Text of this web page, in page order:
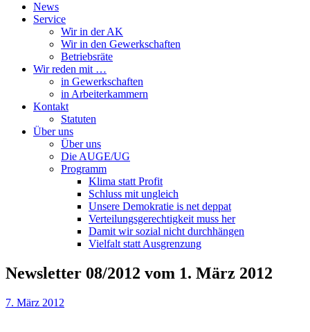
News
Service
Wir in der AK
Wir in den Gewerkschaften
Betriebsräte
Wir reden mit …
in Gewerkschaften
in Arbeiterkammern
Kontakt
Statuten
Über uns
Über uns
Die AUGE/UG
Programm
Klima statt Profit
Schluss mit ungleich
Unsere Demokratie is net deppat
Verteilungsgerechtigkeit muss her
Damit wir sozial nicht durchhängen
Vielfalt statt Ausgrenzung
Newsletter 08/2012 vom 1. März 2012
7. März 2012